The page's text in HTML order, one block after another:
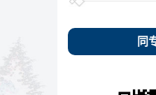
同